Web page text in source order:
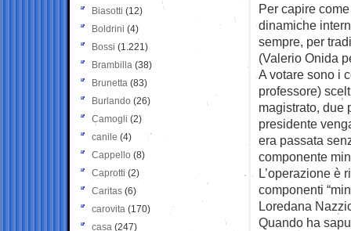
Per capire
dinamiche
sempre, per
(Valerio Onida
A votare sono i
professore)
magistrato, due
presidente
era passata
componente
L’operazione è
componenti
Loredana
Quando ha
Biasotti (12)
Boldrini (4)
Bossi (1.221)
Brambilla (38)
Brunetta (83)
Burlando (26)
Camogli (2)
canile (4)
Cappello (8)
Caprotti (2)
Caritas (6)
carovita (170)
casa (247)